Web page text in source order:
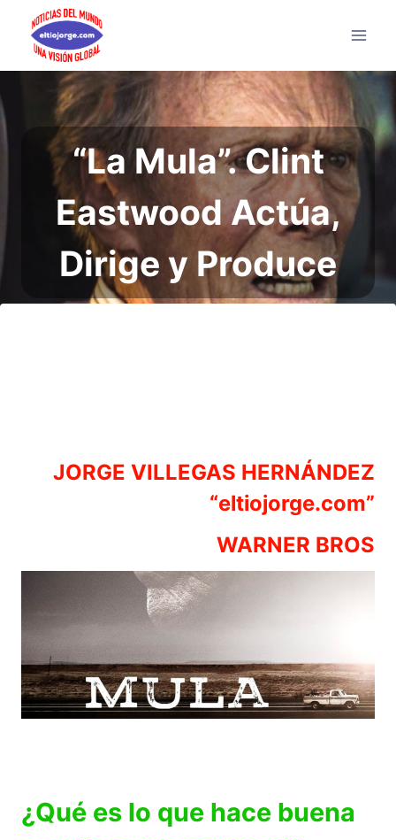
Saltar
contenido
“La Mula”. Clint
Eastwood Actúa,
Dirige y Produce
JORGE VILLEGAS HERNÁNDEZ
“eltiojorge.com”
WARNER BROS
¿Qué es lo que hace buena